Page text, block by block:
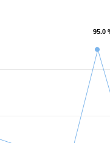
95.0
95.0